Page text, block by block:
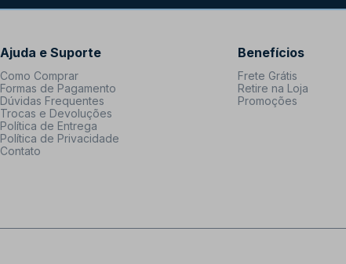
Ajuda e Suporte
Como Comprar
Formas de Pagamento
Dúvidas Frequentes
Trocas e Devoluções
Política de Entrega
Política de Privacidade
Contato
Benefícios
Frete Grátis
Retire na Loja
Promoções